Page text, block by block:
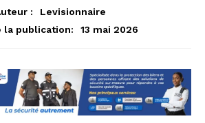
:
Levisionnaire
la publication:
13 mai 2026